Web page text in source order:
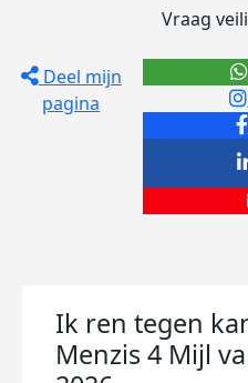
Deel mijn
pagina
Vraag
Ik ren tegen
Menzis 4 Mijl